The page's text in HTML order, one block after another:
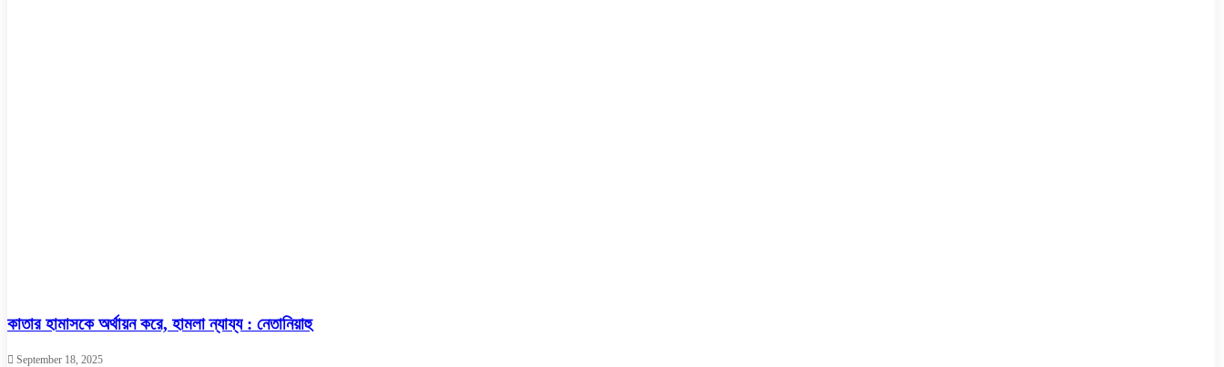
কাতার হামাসকে অর্থায়ন করে, হামলা ন্যায্য : নেতানিয়াহু
September 18, 2025